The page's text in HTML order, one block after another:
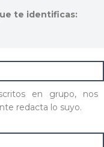
te identificas:
en grupo, nos
redacta lo suyo.